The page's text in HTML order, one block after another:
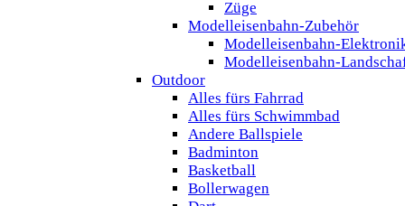
Züge
Modelleisenbahn-Zubehör
Modelleisenbahn-
Modelleisenbahn-
Outdoor
Alles fürs Fahrrad
Alles fürs Schwimmbad
Andere Ballspiele
Badminton
Basketball
Bollerwagen